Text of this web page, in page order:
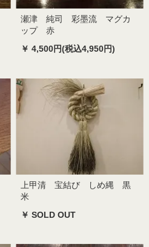
瀬津 純司 彩墨流 マグカ
ップ 赤
￥ 4,500円(税込4,950円)
上甲清 宝結び しめ縄 黒
米
￥ SOLD OUT